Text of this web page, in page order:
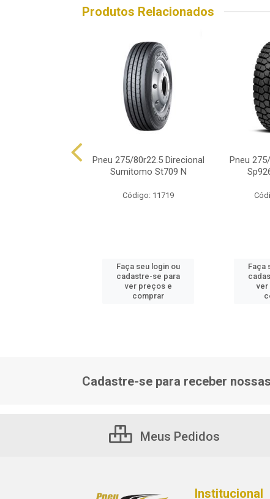
Produtos Relacionados
Pneu 275/80r22.5 Direcional
Sumitomo St709 N
Código: 11719
Faça seu login ou
cadastre-se para
ver preços e
comprar
Pneu
Faça
ver
Cadastre-se para receber
Meus Pedidos
Institucional